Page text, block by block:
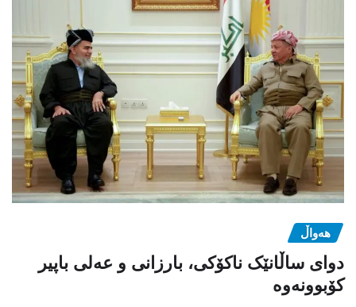
هەواڵ
دوای ساڵانێک ناکۆکی، بارزانی و عەلی باپیر
کۆبوونەوە